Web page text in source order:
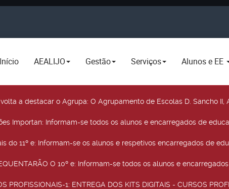
Início AEALIJO Gestão Serviços Alunos e EE
a destacar o Agrupa: O Agrupamento de Escolas D. Sancho
Importan: Informam-se todos os alunos e encarregados de
do 11º e: Informam-se os alunos e respetivos encarregados de
O 10º e: Informam-se todos os alunos e
PROFISSIONAIS-1: ENTREGA DOS KITS DIGITAIS - CURSOS